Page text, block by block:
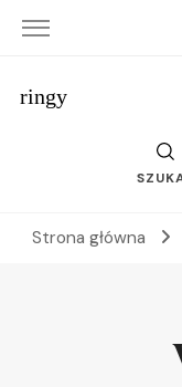
ringy
Strona główna